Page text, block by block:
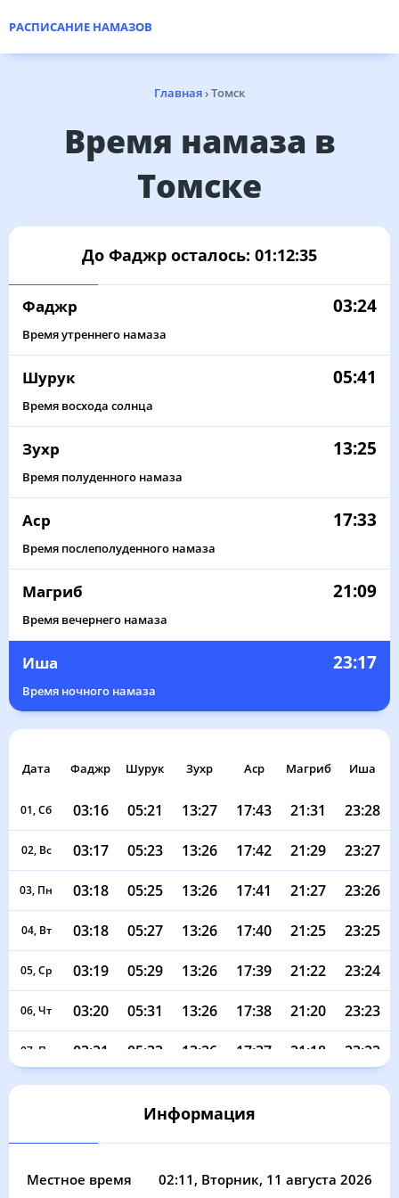
РАСПИСАНИЕ НАМАЗОВ
Главная›Томск
Время намаза в
Томске
До Фаджр осталось: 01:12:35
Фаджр 03:24
Время утреннего намаза
Шурук 05:41
Время восхода солнца
Зухр 13:25
Время полуденного намаза
Аср 17:33
Время послеполуденного намаза
Магриб 21:09
Время вечернего намаза
Иша 23:17
Время ночного намаза
Дата Фаджр Шурук Зухр Аср Магриб Иша
01, Сб 03:16 05:21 13:27 17:43 21:31 23:28
02, Вс 03:17 05:23 13:26 17:42 21:29 23:27
03, Пн 03:18 05:25 13:26 17:41 21:27 23:26
04, Вт 03:18 05:27 13:26 17:40 21:25 23:25
05, Ср 03:19 05:29 13:26 17:39 21:22 23:24
06, Чт 03:20 05:31 13:26 17:38 21:20 23:23
07, Пт 03:21 05:33 13:26 17:37 21:18 23:22
03:22 05:35 13:26 17:36 21:16 23:21
05:39 13:26 17:34 23:18
Информация
Местное время 02:11 , Вторник, 11 августа 2026